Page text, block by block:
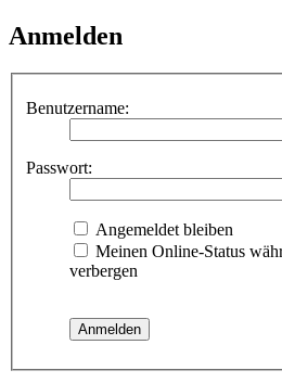
Anmelden
Benutzername:
Passwort:
Angemeldet bleiben
Meinen Online-Status
verbergen